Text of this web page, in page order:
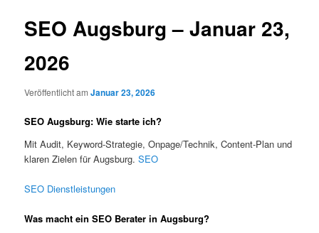
SEO Augsburg – Januar 23,
2026
Veröffentlicht amJanuar 23, 2026
SEO Augsburg: Wie starte ich?
Mit Audit, Keyword-Strategie, Onpage/Technik, Content-Plan und
klaren Zielen für Augsburg.SEO
SEO Dienstleistungen
Was macht ein SEO Berater in Augsburg?